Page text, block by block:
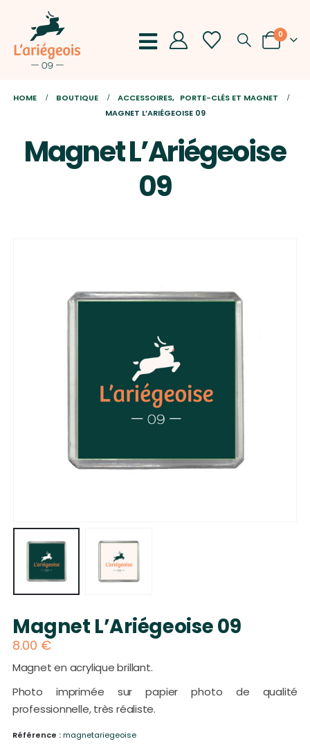
0
HOME BOUTIQUE ACCESSOIRES, PORTE-CLÉS ET MAGNET
MAGNET L’ARIÉGEOISE 09
Magnet L’Ariégeoise
09
Magnet L’Ariégeoise 09
8.00 €
Magnet en acrylique brillant.
Photo imprimée sur papier photo de qualité
professionnelle, très réaliste.
Référence :magnetariegeoise